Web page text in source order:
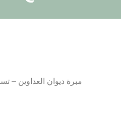
مبرة ديوان العداوين –